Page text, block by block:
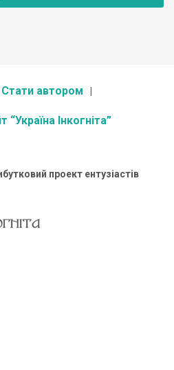
Стати автором
“Україна Інкогніта”
проект ентузіастів